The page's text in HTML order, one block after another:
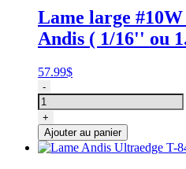
type
A5
GG
Lame large
Andis ( 1/16'' ou
57.99$
quantité
de
Lame
#10W
FINE
ceramicEdge
-
+
Ajouter au panier